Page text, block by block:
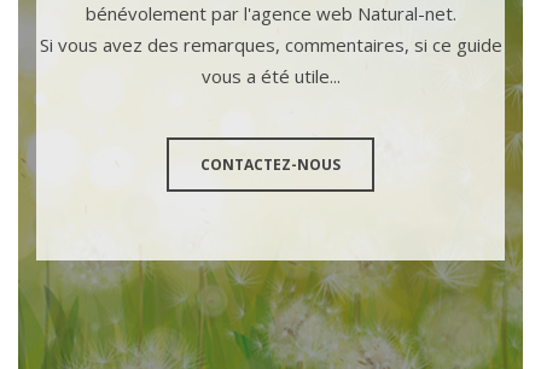
bénévolement par l'agence web Natural-net.
Si vous avez des remarques, commentaires, si ce guide
vous a été utile...
CONTACTEZ-NOUS